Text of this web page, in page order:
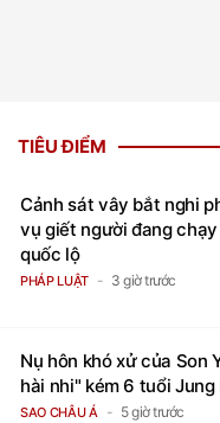
TIÊU ĐIỂM
Cảnh sát vây bắt nghi
vụ giết người đang
quốc lộ
PHÁP LUẬT 3 giờ trước
Nụ hôn khó xử của Son
hài nhi" kém 6 tuổi Jung
SAO CHÂU Á 5 giờ trước